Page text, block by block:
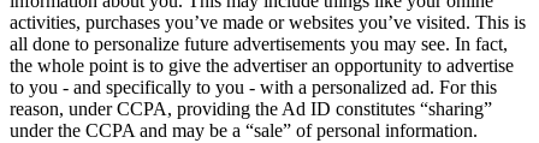
activities, purchases you’ve made or websites you’ve visited. This is
all done to personalize future advertisements you may see. In fact,
the whole point is to give the advertiser an opportunity to advertise
to you - and specifically to you - with a personalized ad. For this
reason, under CCPA, providing the Ad ID constitutes “sharing”
under the CCPA and may be a “sale” of personal information.